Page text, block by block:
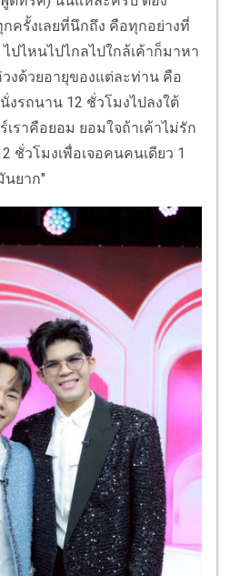
รั้งเลยที่นึกถึง คือทุกอย่างที่
ปไหนไปไกลไปใกล้เค้าก็มาหา
วงด้วยอายุของแต่ละท่าน คือ
รถนาน 12 ชั่วโมงไปลงใต้
เราคือยอม ยอมใจถ้าเค้าไม่รัก
ชั่วโมงเพื่อเจอคนคนเดียว 1
นยาก"